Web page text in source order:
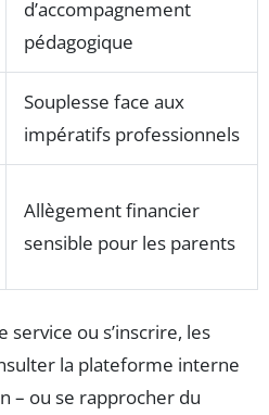
d’accompagnement
pédagogique
Souplesse face aux
impératifs professionnels
Allègement financier
sensible pour les parents
service ou s’inscrire, les
la plateforme interne
– ou se rapprocher du